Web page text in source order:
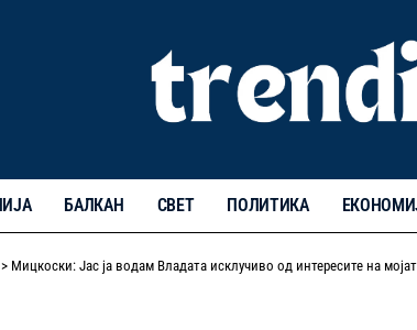
БАЛКАН СВЕТ ПОЛИТИКА
> Мицкоски: Јас ја водам Владата исклучиво од интересите на